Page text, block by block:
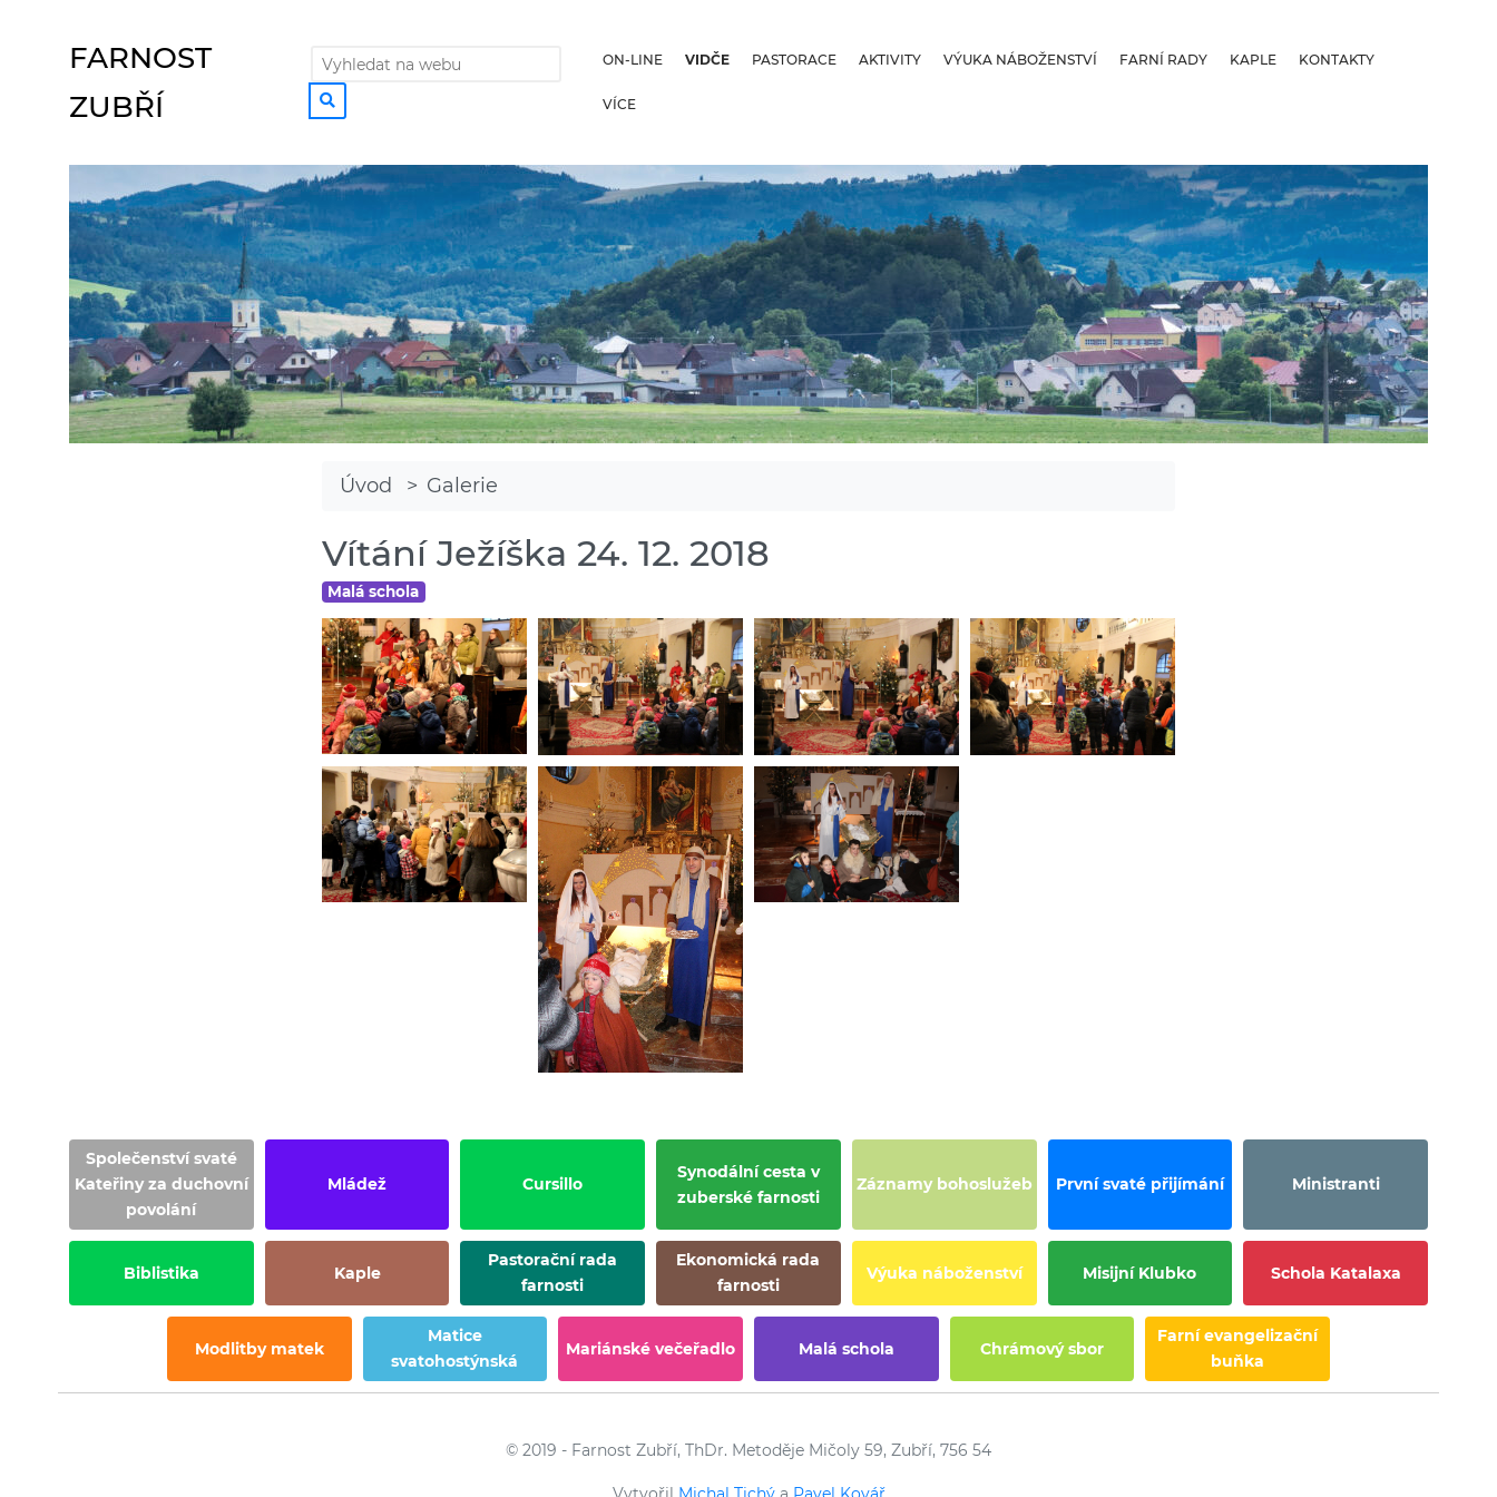
FARNOST
ZUBŘÍ
ON-LINE VIDČE PASTORACE AKTIVITY VÝUKA NÁBOŽENSTVÍ FARNÍ RADY KAPLE KONTAKTY
VÍCE
Úvod Galerie
Vítání Ježíška 24. 12. 2018
Malá schola
Společenství svaté
Kateřiny za duchovní
povolání
Mládež Cursillo
Synodální cesta v
zuberské farnosti
Záznamy bohoslužeb První svaté přijímání Ministranti
Biblistika Kaple
Pastorační rada
farnosti
Ekonomická rada
farnosti
Výuka náboženství Misijní Klubko Schola Katalaxa
Modlitby matek
Matice
svatohostýnská
Mariánské večeřadlo Malá schola Chrámový sbor
Farní evangelizační
buňka
© 2019 - Farnost Zubří, ThDr. Metoděje Mičoly 59, Zubří, 756 54